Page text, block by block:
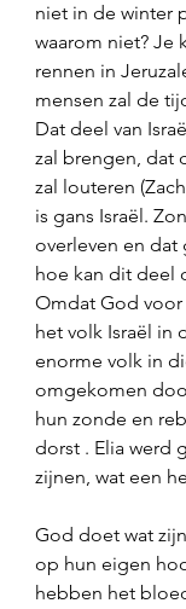
niet in de winter
waarom niet? Je
rennen in
mensen zal de
Dat deel van
zal brengen, dat
zal louteren
is gans Israël.
overleven en dat
hoe kan dit deel
Omdat God voor
het volk Israël in
enorme volk in
omgekomen
hun zonde en
dorst . Elia werd
zijnen, wat een
God doet wat
op hun eigen
hebben het